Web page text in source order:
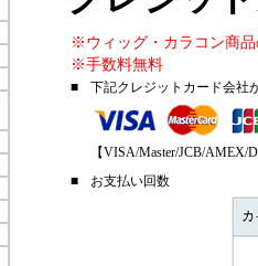
※ウィッグ・カラコン商
※手数料無料
■ 下記クレジットカード会社
【VISA/Master/JCB/AMEX/
■
お支払い回数